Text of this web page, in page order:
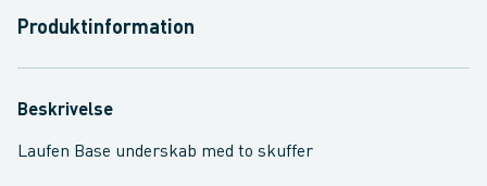
Produktinformation
Beskrivelse
Laufen Base underskab med to skuffer